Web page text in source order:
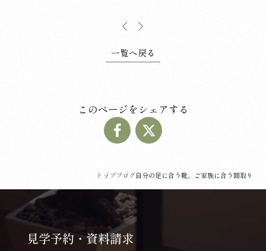
一覧へ戻る
このページをシェアする
トップブログ自分の足に合う靴、ご家族に合う間取り
見学予約・資料請求